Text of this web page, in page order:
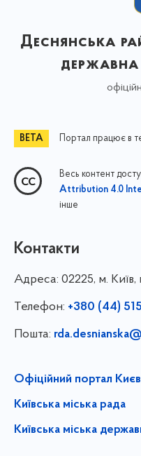
Деснянська
державна
Портал працює в
Весь контент
Attribution 4.0
інше
Контакти
Адреса: 02225, м.
Телефон: +380 (44)
Пошта:
Офіційний портал
Київська міська рада
Київська міська